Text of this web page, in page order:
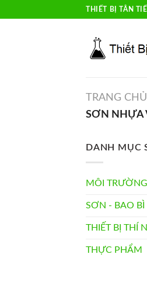
to
THIẾT BỊ TÂN
TRANG CHỦ
SƠN NHỰA
DANH MỤC
MÔI TRƯỜNG
SƠN - BAO BÌ
THIẾT BỊ THÍ
THỰC PHẨM